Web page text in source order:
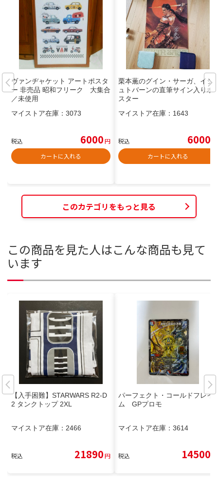
ヴァンヂャケット アートポスタ
ー 非売品 昭和フリーク 大集合
／未使用
マイストア在庫： 3073
税込 6000円
カートに入れる
栗本薫のグイン・サーガ、イシ
ュトバーンの直筆サイン入りポ
スター
マイストア在庫： 1643
税込 6000
カートに入れる
このカテゴリをもっと見る
この商品を見た人はこんな商品も見て
います
【入手困難】STARWARS R2-D
2 タンクトップ 2XL
マイストア在庫： 2466
税込 21890円
パーフェクト・コールドフレイ
ム GPプロモ
マイストア在庫： 3614
税込 14500